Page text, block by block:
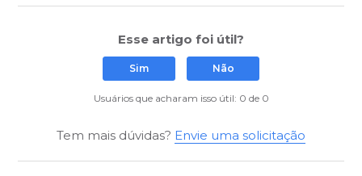
Esse artigo foi útil?
Sim Não
Usuários que acharam isso útil: 0 de 0
Tem mais dúvidas? Envie uma solicitação